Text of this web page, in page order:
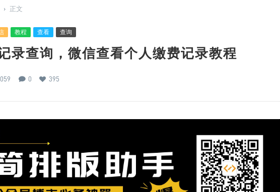
› 正文
教程 查看 查询
录查询，微信查看个人缴费记录教程
0 395